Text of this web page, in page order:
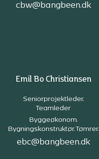
cbw@bangbeen.dk
Emil Bo Christiansen
Seniorprojektleder.
Teamleder
Byggeøkonom.
Bygningskonstruktør. Tømrer.
ebc@bangbeen.dk